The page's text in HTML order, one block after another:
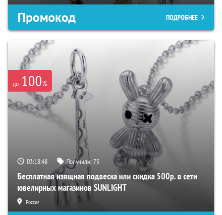
Промокод ПОДРОБНЕЕ
до 100%
03:18:47 Получили:73
Бесплатная изящная подвеска или скидка 500р. в сети
ювелирных магазинов SUNLIGHT
Россия